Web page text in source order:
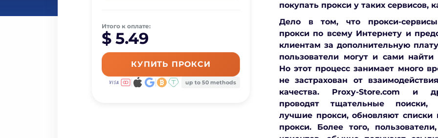
Итого к оплате:
$ 5.49
КУПИТЬ ПРОКСИ
up to 50 methods
покупать прокси у таких сервисов,
Дело в том, что прокси-
прокси по всему Интернету и
клиентам за дополнительную
пользователи могут и сами
Но этот процесс занимает много
не застрахован от
качества. Proxy-Store.com и
проводят тщательные поиски,
лучшие прокси, обновляют списки
прокси. Более того,